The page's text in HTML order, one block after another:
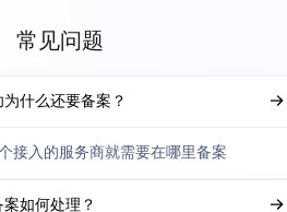
常见问题
什么还要备案？
接入的服务商就需要在哪里备案
如何处理？